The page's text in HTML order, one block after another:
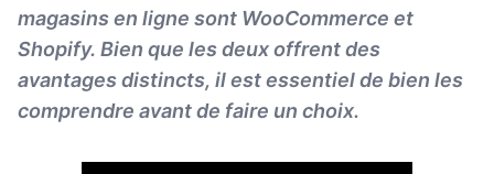
magasins en ligne sont WooCommerce et
Shopify. Bien que les deux offrent des
avantages distincts, il est essentiel de bien les
comprendre avant de faire un choix.